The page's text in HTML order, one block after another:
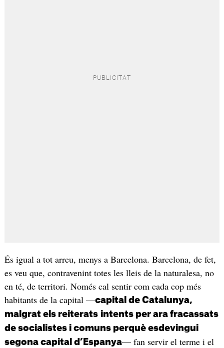
És igual a tot arreu, menys a Barcelona. Barcelona, de fet,
es veu que, contravenint totes les lleis de la naturalesa, no
en té, de territori. Només cal sentir com cada cop més
habitants de la capital —capital de Catalunya,
malgrat els reiterats intents per ara fracassats
de socialistes i comuns perquè esdevingui
segona capital d’Espanya— fan servir el terme i el